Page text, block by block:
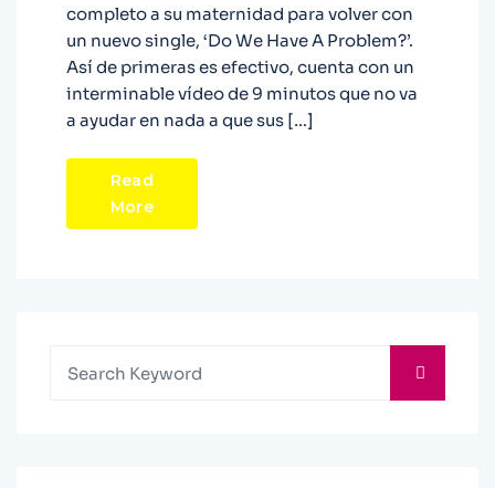
completo a su maternidad para volver con
un nuevo single, ‘Do We Have A Problem?’.
Así de primeras es efectivo, cuenta con un
interminable vídeo de 9 minutos que no va
a ayudar en nada a que sus […]
Read
More